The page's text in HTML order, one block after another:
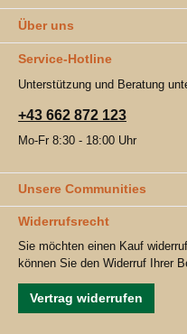
Über uns
Service-Hotline
Unterstützung und Beratung
+43 662 872 123
Mo-Fr 8:30 - 18:00 Uhr
Unsere Communities
Widerrufsrecht
Sie möchten einen Kauf
können Sie den Widerruf Ihrer
Vertrag widerrufen